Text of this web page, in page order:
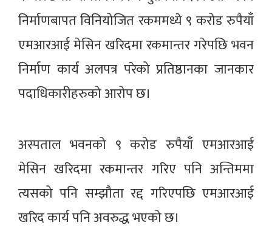
निर्माणबापत विनियोजित रकममध्ये ९ करोड रुपैयाँ
एमआरआई मेसिन खरिदमा रकमान्तर गरेपछि भवन
निर्माण कार्य अलपत्र परेको प्रतिष्ठानका जानकार
पदाधिकारीहरुको आरोप छ।
अस्पताल भवनको ९ करोड रुपैयाँ एमआरआई
मेसिन खरिदमा रकमान्तर गरिए पनि अन्तिममा
त्यसको पनि सम्झौता रद्द गरिएपछि एमआरआई
खरिद कार्य पनि अवरुद्ध भएको छ।